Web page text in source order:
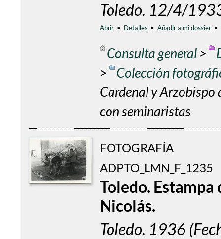
Toledo. 12/4/
Abrir • Detalles • Añadir a mi dossier •
Consulta general>
>
Colección
Cardenal y Arzobispo
con seminaristas
FOTOGRAFÍA
ADPTO_LMN_F_1235
Toledo. Estampa
Nicolás.
Toledo. 1936